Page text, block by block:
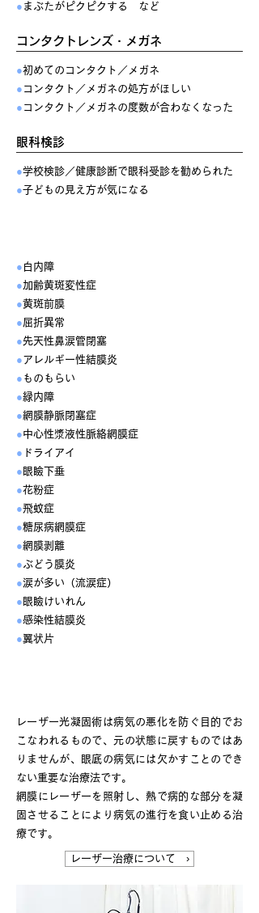
● まぶたがピクピクする など
コンタクトレンズ・メガネ
●初めてのコンタクト／メガネ
● コンタクト／メガネの処方がほしい
● コンタクト／メガネの度数が合わなくなった
眼科検診
●学校検診／健康診断で眼科受診を勧められた
●子どもの見え方が気になる
● 白内障
●加齢黄斑変性症
●黄斑前膜
●屈折異常
●先天性鼻涙管閉塞
●アレルギー性結膜炎
● ものもらい
●緑内障
●網膜静脈閉塞症
●中心性漿液性脈絡網膜症
● ドライアイ
● 眼瞼下垂
●花粉症
●飛蚊症
●糖尿病網膜症
●網膜剥離
●ぶどう膜炎
●涙が多い（流涙症）
● 眼瞼けいれん
●感染性結膜炎
●翼状片
レーザー光凝固術は病気の悪化を防ぐ目的でお
こなわれるもので、元の状態に戻すものではあ
りませんが、眼底の病気には欠かすことのでき
ない重要な治療法です。
網膜にレーザーを照射し、熱で病的な部分を凝
固させることにより病気の進行を食い止める治
療です。
レーザー治療について ›